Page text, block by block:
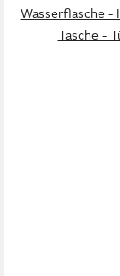
Wasserflasche -
Tasche -